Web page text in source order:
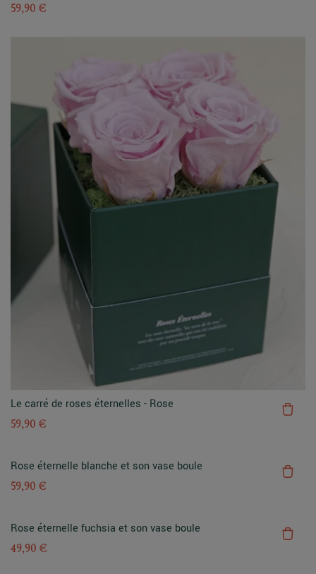
59,90 €
Le carré de roses éternelles - Rose
59,90 €
Rose éternelle blanche et son vase boule
59,90 €
Rose éternelle fuchsia et son vase boule
49,90 €